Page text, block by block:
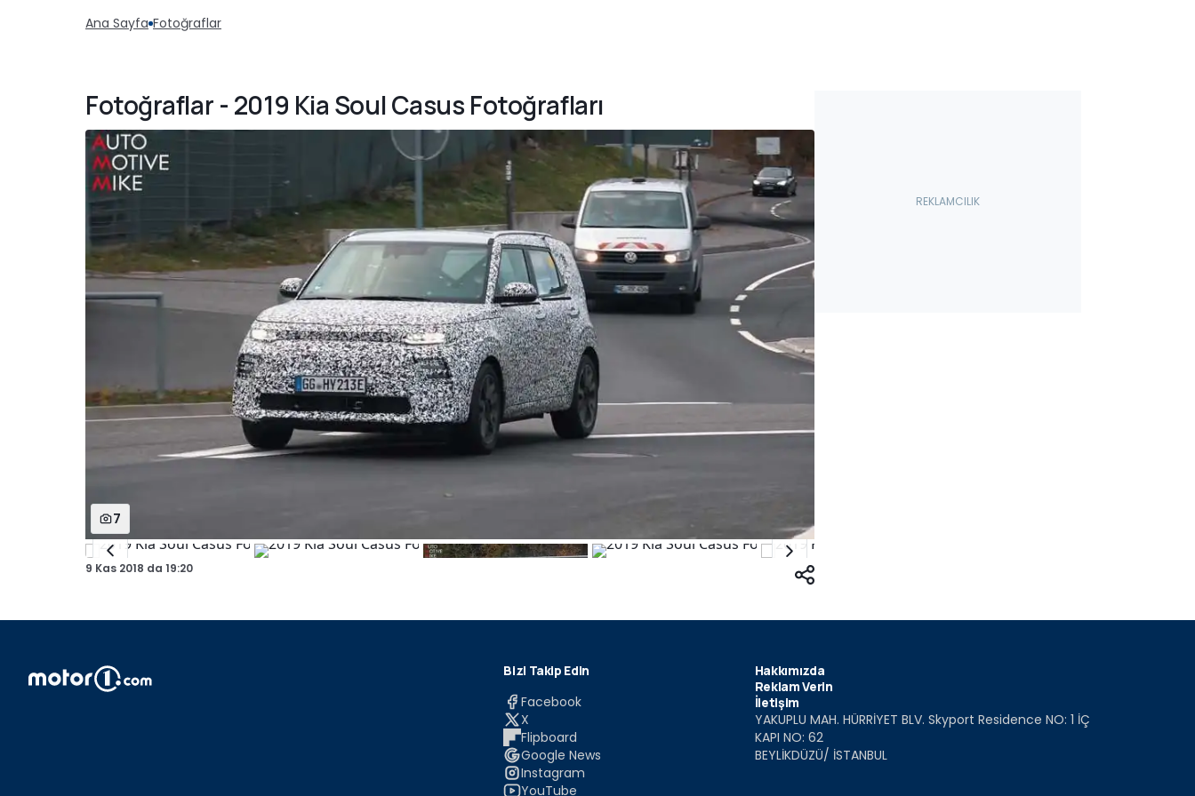
Ana Sayfa Fotoğraflar
Fotoğraflar - 2019 Kia Soul Casus Fotoğrafları
7
9 Kas 2018 da 19:20
Bizi Takip Edin
Facebook
X
Flipboard
Google News
Instagram
YouTube
Hakkımızda
Reklam Verin
İletişim
YAKUPLU MAH. HÜRRİYET BLV. Skyport Residence NO: 1 İÇ
KAPI NO: 62
BEYLİKDÜZÜ/ İSTANBUL